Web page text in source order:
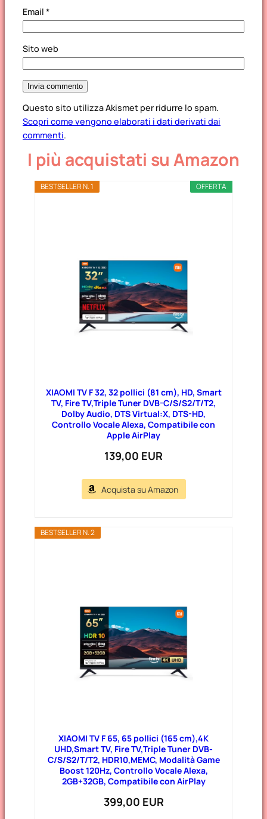
Email *
Sito web
Questo sito utilizza Akismet per ridurre lo spam.
Scopri come vengono elaborati i dati derivati dai
commenti.
I più acquistati su Amazon
OFFERTA
BESTSELLER N. 1
XIAOMI TV F 32, 32 pollici (81 cm), HD, Smart
TV, Fire TV,Triple Tuner DVB-C/S/S2/T/T2,
Dolby Audio, DTS Virtual:X, DTS-HD,
Controllo Vocale Alexa, Compatibile con
Apple AirPlay
139,00 EUR
Acquista su Amazon
BESTSELLER N. 2
XIAOMI TV F 65, 65 pollici (165 cm),4K
UHD,Smart TV, Fire TV,Triple Tuner DVB-
C/S/S2/T/T2, HDR10,MEMC, Modalità Game
Boost 120Hz, Controllo Vocale Alexa,
2GB+32GB, Compatibile con AirPlay
399,00 EUR